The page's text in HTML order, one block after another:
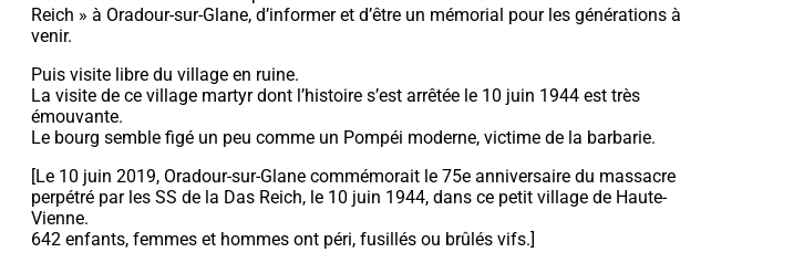
Reich » à Oradour-sur-Glane, d’informer et d’être un mémorial pour les générations à
venir.
Puis visite libre du village en ruine.
La visite de ce village martyr dont l’histoire s’est arrêtée le 10 juin 1944 est très
émouvante.
Le bourg semble figé un peu comme un Pompéi moderne, victime de la barbarie.
[Le 10 juin 2019, Oradour-sur-Glane commémorait le 75e anniversaire du massacre
perpétré par les SS de la Das Reich, le 10 juin 1944, dans ce petit village de Haute-
Vienne.
642 enfants, femmes et hommes ont péri, fusillés ou brûlés vifs.]